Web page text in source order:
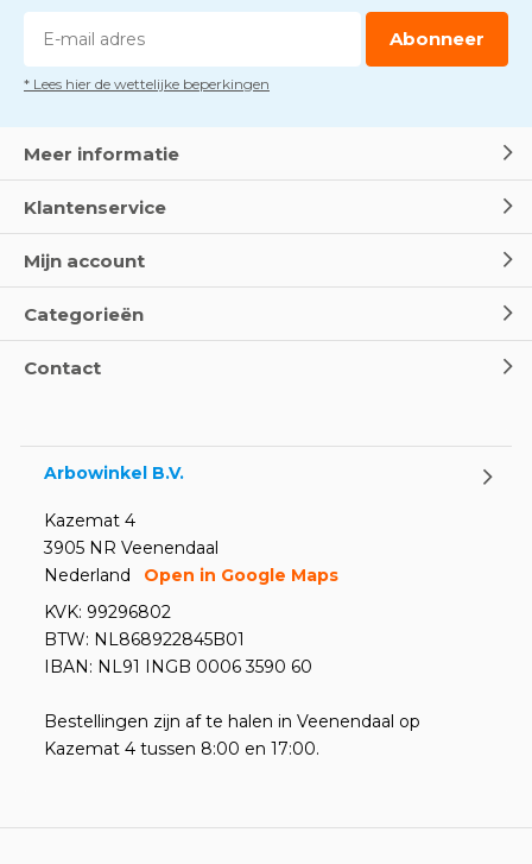
Abonneer
* Lees hier de wettelijke beperkingen
Meer informatie
Klantenservice
Mijn account
Categorieën
Contact
Arbowinkel B.V.
Kazemat 4
3905 NR Veenendaal
Nederland
Open in Google Maps
KVK: 99296802
BTW: NL868922845B01
IBAN: NL91 INGB 0006 3590 60
Bestellingen zijn af te halen in Veenendaal op
Kazemat 4 tussen 8:00 en 17:00.